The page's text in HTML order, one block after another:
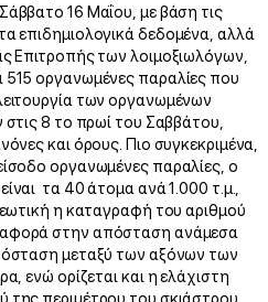
16 Μαΐου, με βάση τις
επιδημιολογικά δεδομένα, αλλά
Επιτροπής των λοιμοξιωλόγων,
515 οργανωμένες παραλίες που
των οργανωμένων
8 το πρωί του Σαββάτου,
και όρους. Πιο συγκεκριμένα,
οργανωμένες παραλίες, ο
τα 40 άτομα ανά 1.000 τ.μ.,
η καταγραφή του αριθμού
στην απόσταση ανάμεσα
μεταξύ των αξόνων των
ενώ ορίζεται και η ελάχιστη